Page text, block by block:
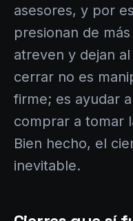
asesores, y por
presionan de
atreven y dejan
cerrar no es
firme; es ayudar
comprar a tomar
Bien hecho, el
inevitable.